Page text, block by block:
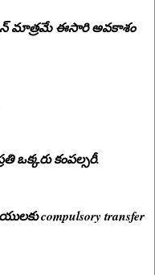
మాత్రమే ఈసారి అవకాశం
ఒక్కరు కంపల్సరీ.
compulsory transfer